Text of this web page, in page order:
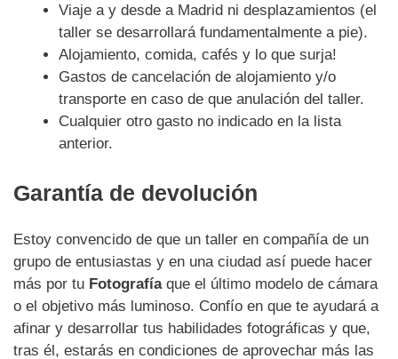
Viaje a y desde a Madrid ni desplazamientos (el
taller se desarrollará fundamentalmente a pie).
Alojamiento, comida, cafés y lo que surja!
Gastos de cancelación de alojamiento y/o
transporte en caso de que anulación del taller.
Cualquier otro gasto no indicado en la lista
anterior.
Garantía de devolución
Estoy convencido de que un taller en compañía de un
grupo de entusiastas y en una ciudad así puede hacer
más por tu Fotografíaque el último modelo de cámara
o el objetivo más luminoso. Confío en que te ayudará a
afinar y desarrollar tus habilidades fotográficas y que,
tras él, estarás en condiciones de aprovechar más las